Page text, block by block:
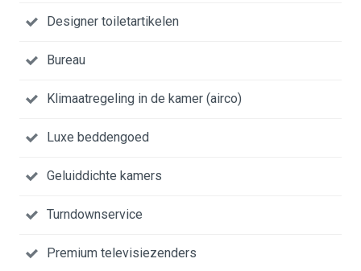
Designer toiletartikelen
Bureau
Klimaatregeling in de kamer (airco)
Luxe beddengoed
Geluiddichte kamers
Turndownservice
Premium televisiezenders